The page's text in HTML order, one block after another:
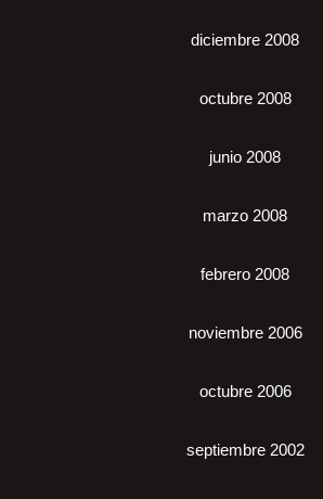
diciembre 2008
octubre 2008
junio 2008
marzo 2008
febrero 2008
noviembre 2006
octubre 2006
septiembre 2002